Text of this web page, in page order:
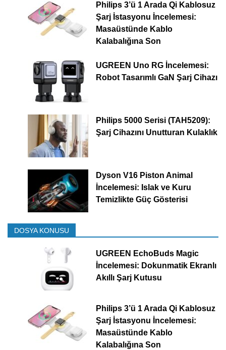
Philips 3’ü 1 Arada Qi Kablosuz
Şarj İstasyonu İncelemesi:
Masaüstünde Kablo
Kalabalığına Son
UGREEN Uno RG İncelemesi:
Robot Tasarımlı GaN Şarj Cihazı
Philips 5000 Serisi (TAH5209):
Şarj Cihazını Unutturan Kulaklık
Dyson V16 Piston Animal
İncelemesi: Islak ve Kuru
Temizlikte Güç Gösterisi
DOSYA KONUSU
UGREEN EchoBuds Magic
İncelemesi: Dokunmatik Ekranlı
Akıllı Şarj Kutusu
Philips 3’ü 1 Arada Qi Kablosuz
Şarj İstasyonu İncelemesi:
Masaüstünde Kablo
Kalabalığına Son